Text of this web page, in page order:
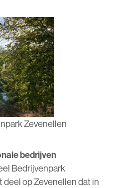
Zevenellen
bedrijven
Bedrijvenpark
op Zevenellen dat in